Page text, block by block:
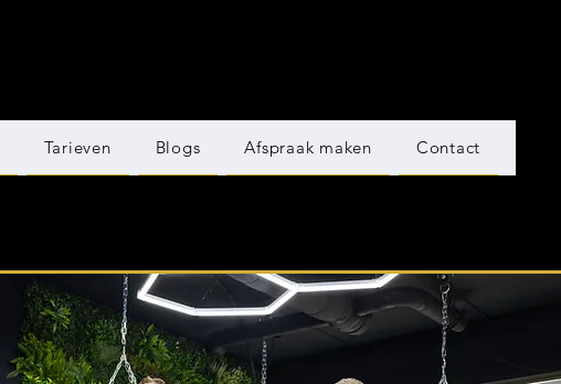
Tarieven Blogs Afspraak maken Contact